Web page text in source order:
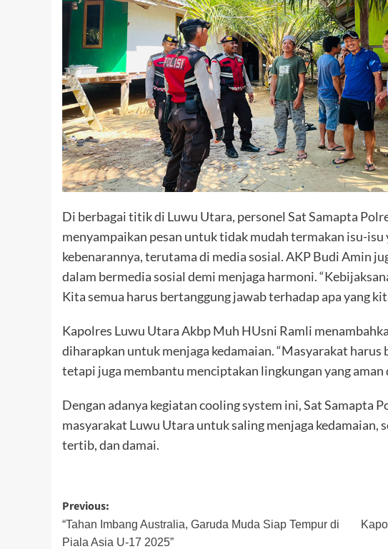
Di berbagai titik di Luwu Utara, personel Sat Samapta
menyampaikan pesan untuk tidak mudah termakan isu-
kebenarannya, terutama di media sosial. AKP Budi Amin
dalam bermedia sosial demi menjaga harmoni.
Kita semua harus bertanggung jawab terhadap apa yang
Kapolres Luwu Utara Akbp Muh HUsni Ramli
diharapkan untuk menjaga kedamaian. “Masyarakat harus
tetapi juga membantu menciptakan lingkungan yang aman
Dengan adanya kegiatan cooling system ini, Sat Samapta
masyarakat Luwu Utara untuk saling menjaga kedamaian,
tertib, dan damai.
Post
navigation
Previous:
“Tahan Imbang Australia, Garuda Muda Siap Tempur di
Piala Asia U-17 2025”